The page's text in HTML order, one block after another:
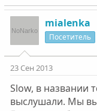
mialenka
Посетитель
23 Сен 2013
Slow, в названии
выслушали. Мы